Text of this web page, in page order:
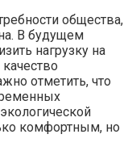
общества,
В будущем
нагрузку на
отметить, что
комфортным, но